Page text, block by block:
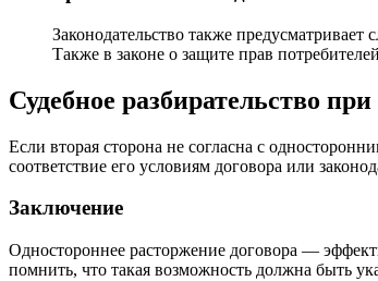
Законодательство также
Также в законе о защите прав
Судебное разбирательство
Если вторая сторона не согласна с
соответствие его условиям договора или
Заключение
Одностороннее расторжение договора —
помнить, что такая возможность должна быть